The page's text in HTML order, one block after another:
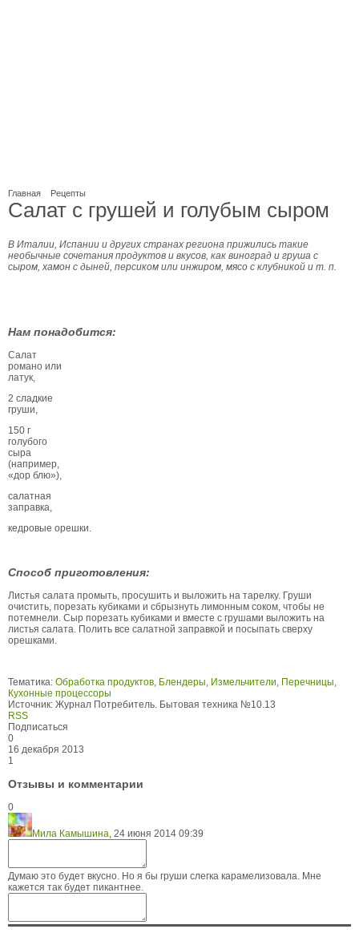
Главная Рецепты
Салат с грушей и голубым сыром
В Италии, Испании и других странах региона прижились такие
необычные сочетания продуктов и вкусов, как виноград и груша с
сыром, хамон с дыней, персиком или инжиром, мясо с клубникой и т. п.
Нам понадобится:
Салат
романо или
латук,
2 сладкие
груши,
150 г
голубого
сыра
(например,
«дор блю»),
салатная
заправка,
кедровые орешки.
Способ приготовления:
Листья салата промыть, просушить и выложить на тарелку. Груши
очистить, порезать кубиками и сбрызнуть лимонным соком, чтобы не
потемнели. Сыр порезать кубиками и вместе с грушами выложить на
листья салата. Полить все салатной заправкой и посыпать сверху
орешками.
Тематика: Обработка продуктов, Блендеры, Измельчители, Перечницы,
Кухонные процессоры
Источник: Журнал Потребитель. Бытовая техника №10.13
RSS
Подписаться
0
16 декабря 2013
1
Отзывы и комментарии
0
Мила Камышина, 24 июня 2014 09:39
Думаю это будет вкусно. Но я бы груши слегка карамелизовала. Мне
кажется так будет пикантнее.